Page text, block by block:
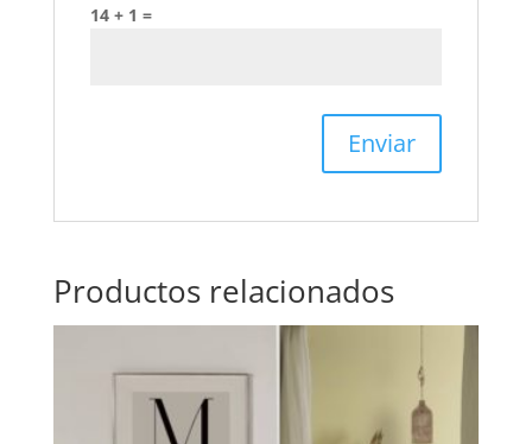
14 + 1 =
Productos relacionados